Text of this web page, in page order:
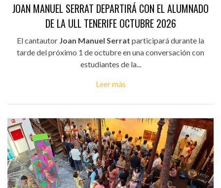
JOAN MANUEL SERRAT DEPARTIRÁ CON EL ALUMNADO
DE LA ULL TENERIFE OCTUBRE 2026
El cantautor Joan Manuel Serrat participará durante la
tarde del próximo 1 de octubre en una conversación con
estudiantes de la...
Leer más